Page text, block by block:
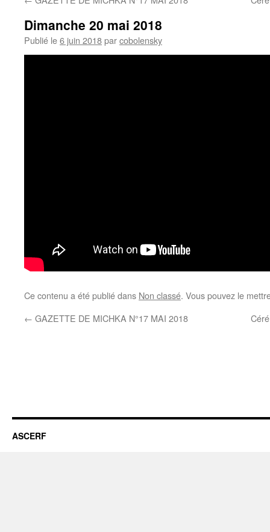
Dimanche 20 mai 2018
Publié le6 juin 2018parcobolensky
Ce contenu a été publié dans Non classé. Vous pouvez le
← GAZETTE DE MICHKA N°17 MAI 2018
ASCERF